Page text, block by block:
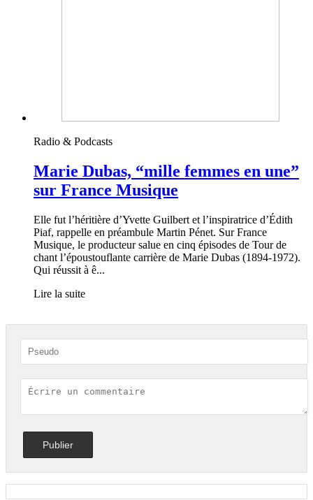
Radio & Podcasts
Marie Dubas, “mille femmes en une”
sur France Musique
Elle fut l’héritière d’Yvette Guilbert et l’inspiratrice d’Édith
Piaf, rappelle en préambule Martin Pénet. Sur France
Musique, le producteur salue en cinq épisodes de Tour de
chant l’époustouflante carrière de Marie Dubas (1894-1972).
Qui réussit à ê...
Lire la suite